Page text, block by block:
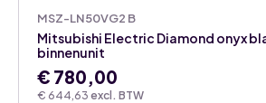
MSZ-LN50VG2 B
€ 644,63 excl. BTW
Mitsubishi Electric Diamond onyx
binnenunit
€ 780,00